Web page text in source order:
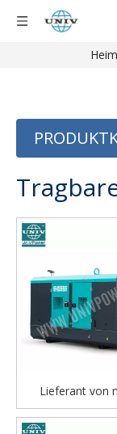
Heim
Lieferant von
Diesel-
530CFM für den